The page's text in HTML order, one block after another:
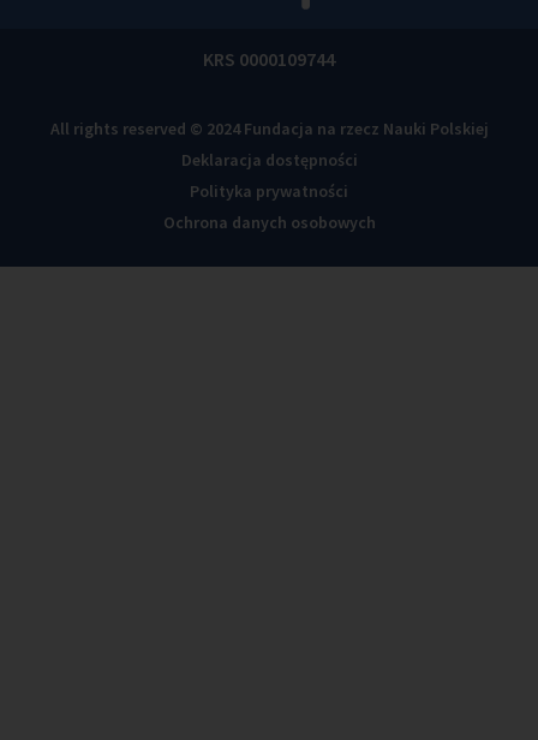
KRS 0000109744
All rights reserved © 2024 Fundacja na rzecz Nauki Polskiej
Deklaracja dostępności
Polityka prywatności
Ochrona danych osobowych